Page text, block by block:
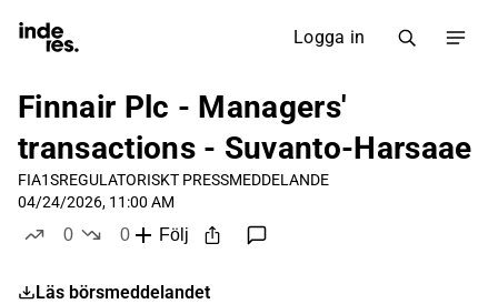
Logga in
Finnair Plc - Managers'
transactions - Suvanto-Harsaae
FIA1SREGULATORISKT PRESSMEDDELANDE
04/24/2026, 11:00 AM
0
0
Följ
Läs börsmeddelandet